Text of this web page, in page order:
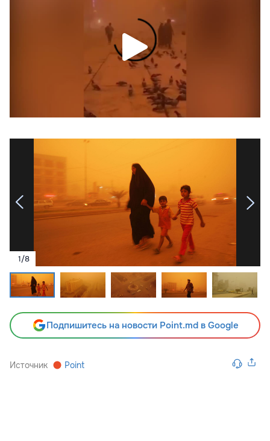
1/8
Подпишитесь на новости Point.md в Google
Источник Point